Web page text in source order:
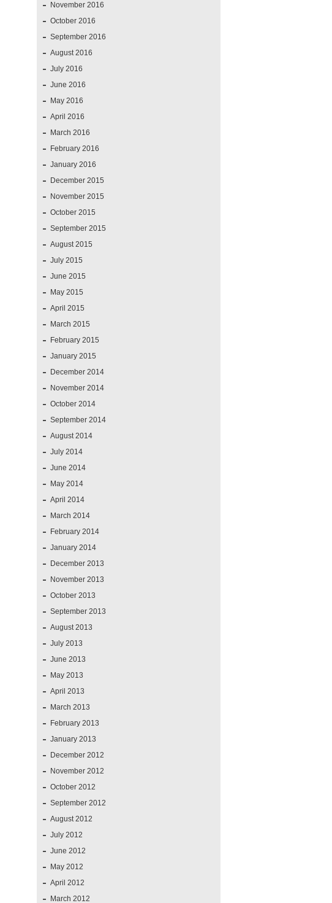
November 2016
October 2016
September 2016
August 2016
July 2016
June 2016
May 2016
April 2016
March 2016
February 2016
January 2016
December 2015
November 2015
October 2015
September 2015
August 2015
July 2015
June 2015
May 2015
April 2015
March 2015
February 2015
January 2015
December 2014
November 2014
October 2014
September 2014
August 2014
July 2014
June 2014
May 2014
April 2014
March 2014
February 2014
January 2014
December 2013
November 2013
October 2013
September 2013
August 2013
July 2013
June 2013
May 2013
April 2013
March 2013
February 2013
January 2013
December 2012
November 2012
October 2012
September 2012
August 2012
July 2012
June 2012
May 2012
April 2012
March 2012